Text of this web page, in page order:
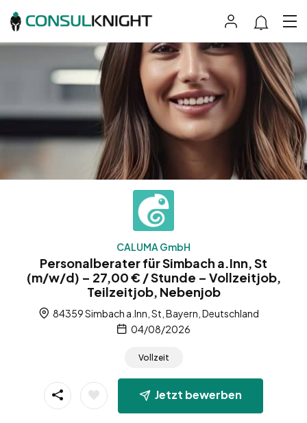
CALUMA GmbH
Personalberater für Simbach a.Inn, St
(m/w/d) – 27,00 € / Stunde – Vollzeitjob,
Teilzeitjob, Nebenjob
84359 Simbach a.Inn, St, Bayern, Deutschland
04/08/2026
Vollzeit
Jetzt bewerben